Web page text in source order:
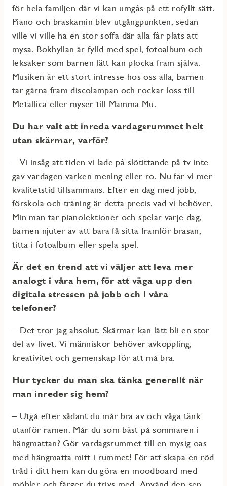
för hela familjen där vi kan umgås på ett rofyllt sätt.
Piano och braskamin blev utgångpunkten, sedan
ville vi ville ha en stor soffa där alla får plats att
mysa. Bokhyllan är fylld med spel, fotoalbum och
leksaker som barnen lätt kan plocka fram själva.
Musiken är ett stort intresse hos oss alla, barnen
tar gärna fram discolampan och rockar loss till
Metallica eller myser till Mamma Mu.
Du har valt att inreda vardagsrummet helt
utan skärmar, varför?
– Vi insåg att tiden vi lade på slötittande på tv inte
gav vardagen varken mening eller ro. Nu får vi mer
kvalitetstid tillsammans. Efter en dag med jobb,
förskola och träning är detta precis vad vi behöver.
Min man tar pianolektioner och spelar varje dag,
barnen njuter av att bara få sitta framför brasan,
titta i fotoalbum eller spela spel.
Är det en trend att vi väljer att leva mer
analogt i våra hem, för att väga upp den
digitala stressen på jobb och i våra
telefoner?
– Det tror jag absolut. Skärmar kan lätt bli en stor
del av livet. Vi människor behöver avkoppling,
kreativitet och gemenskap för att må bra.
Hur tycker du man ska tänka generellt när
man inreder sig hem?
– Utgå efter sådant du mår bra av och våga tänk
utanför ramen. Mår du som bäst på sommaren i
hängmattan? Gör vardagsrummet till en mysig oas
med hängmatta mitt i rummet! För att skapa en röd
tråd i ditt hem kan du göra en moodboard med